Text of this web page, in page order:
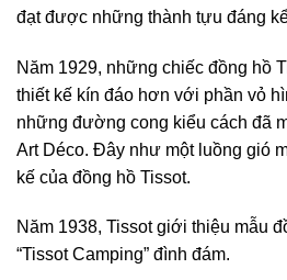
đạt được những thành tựu đáng
Năm 1929, những chiếc đồng hồ
thiết kế kín đáo hơn với phần vỏ
những đường cong kiểu cách đã
Art Déco. Đây như một luồng gió
kế của đồng hồ Tissot.
Năm 1938, Tissot giới thiệu mẫu
“Tissot Camping” đình đám.